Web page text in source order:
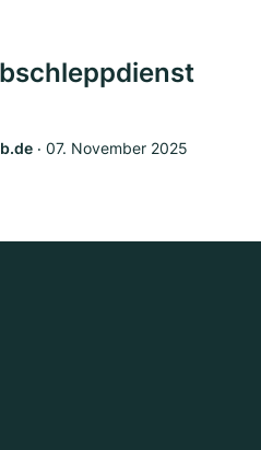
‧ 07. November 2025